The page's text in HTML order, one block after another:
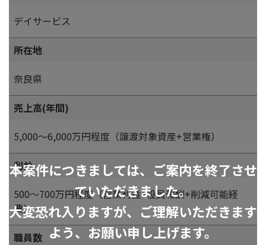
本案件につきましては、ご案内を終了させ
ていただきました。
大変恐れ入りますが、ご理解いただきます
よう、お願い申し上げます。
デイサービス
所在地
奈良県
売上高(年間)
5,000～6,000万円程度（譲渡対象資産+営業権）
利益
500～700万円程度（営業利益+役員報酬+削減可能経
費）
職員数